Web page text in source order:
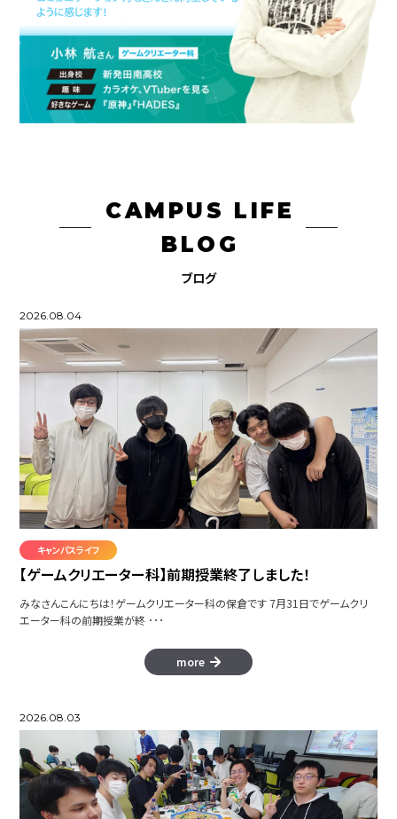
CAMPUS LIFE
BLOG
ブログ
2026.08.04
キャンパスライフ
【ゲームクリエーター科】前期授業終了しました！
みなさんこんにちは！ゲームクリエーター科の保倉です 7月31日でゲームクリ
エーター科の前期授業が終 ･･･
more
2026.08.03